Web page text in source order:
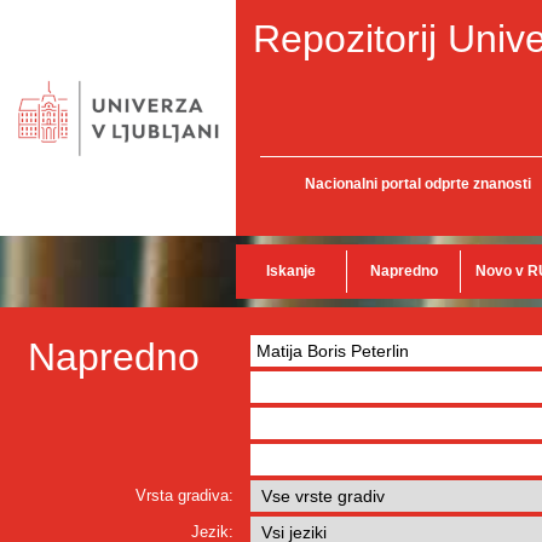
Repozitorij
Nacionalni portal odprte znanosti
Iskanje Napredno Novo v
Napredno
Vrsta gradiva:
Jezik: